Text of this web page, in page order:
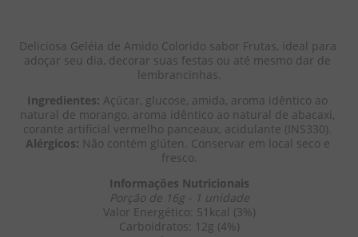
Deliciosa Geléia de Amido Colorido sabor Frutas, ideal para
adoçar seu dia, decorar suas festas ou até mesmo dar de
lembrancinhas.
Ingredientes: Açúcar, glucose, amida, aroma idêntico ao
natural de morango, aroma idêntico ao natural de abacaxi,
corante artificial vermelho panceaux, acidulante (INS330).
Alérgicos: Não contém glúten. Conservar em local seco e
fresco.
Informações Nutricionais
Porção de 16g - 1 unidade
Valor Energético: 51kcal (3%)
Carboidratos: 12g (4%)